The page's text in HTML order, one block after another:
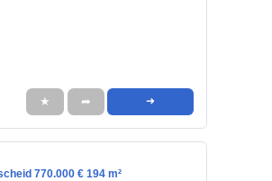
★ ➦ ➜
770.000 € 194 m²